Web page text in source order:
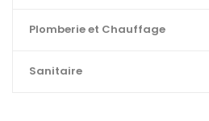
Plomberie et Chauffage
Sanitaire